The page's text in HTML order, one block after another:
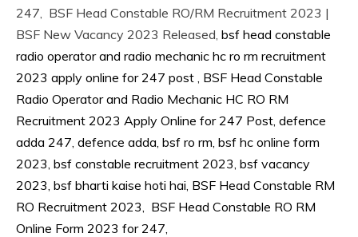
Jobs
Govt
Jobs
Indian
AirForce
Indian
Job
lastest
jobs
Latest
247, BSF Head Constable RO/RM Recruitment 2023 |
BSF New Vacancy 2023 Released, bsf head constable
radio operator and radio mechanic hc ro rm recruitment
2023 apply online for 247 post , BSF Head Constable
Radio Operator and Radio Mechanic HC RO RM
Recruitment 2023 Apply Online for 247 Post, defence
adda 247, defence adda, bsf ro rm, bsf hc online form
2023, bsf constable recruitment 2023, bsf vacancy
2023, bsf bharti kaise hoti hai, BSF Head Constable RM
RO Recruitment 2023, BSF Head Constable RO RM
Online Form 2023 for 247,